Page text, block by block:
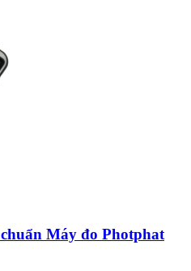
Máy đo Photphat